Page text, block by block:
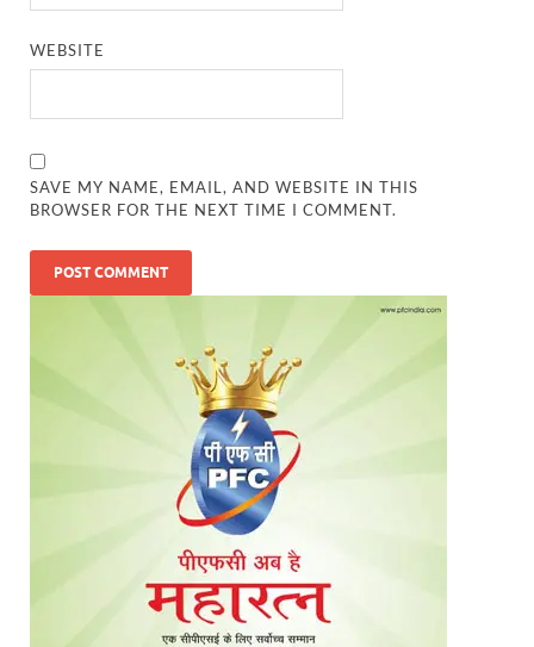
WEBSITE
SAVE MY NAME, EMAIL, AND WEBSITE IN THIS
BROWSER FOR THE NEXT TIME I COMMENT.